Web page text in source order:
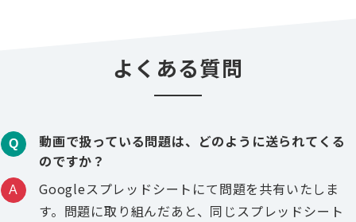
よくある質問
Q
動画で扱っている問題は、どのように送られてくる
のですか？
A
Googleスプレッドシートにて問題を共有いたしま
す。問題に取り組んだあと、同じスプレッドシート